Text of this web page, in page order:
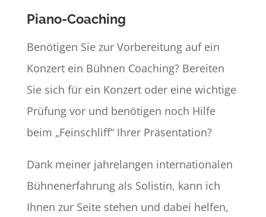
Piano-Coaching
Benötigen Sie zur Vorbereitung auf ein
Konzert ein Bühnen Coaching? Bereiten
Sie sich für ein Konzert oder eine wichtige
Prüfung vor und benötigen noch Hilfe
beim „Feinschliff“ Ihrer Präsentation?
Dank meiner jahrelangen internationalen
Bühnenerfahrung als Solistin, kann ich
Ihnen zur Seite stehen und dabei helfen,